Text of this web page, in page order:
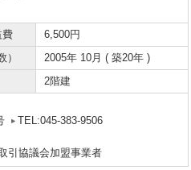
費
6,500円
）
2005年 10月 ( 築20年 )
2階建
TEL:045-383-9506
引協議会加盟事業者